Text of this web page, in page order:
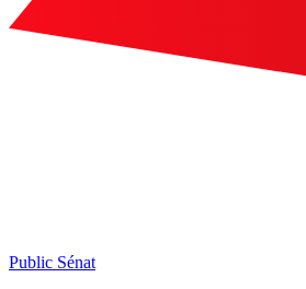
Public Sénat